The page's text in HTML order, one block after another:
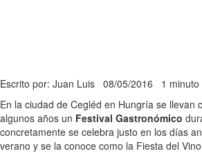
Escrito por: Juan Luis 08/05/2016 1 minuto
En la ciudad de Cegléd en Hungría se llevan
algunos años un Festival Gastronómico
concretamente se celebra justo en los días
verano y se la conoce como la Fiesta del